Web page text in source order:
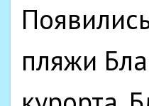
пляжи